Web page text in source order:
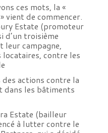
ces mots, la «
vient de commencer.
Estate (promoteur
d’un troisième
leur campagne,
locataires, contre les
des actions contre la
dans les bâtiments
Estate (bailleur
à lutter contre le